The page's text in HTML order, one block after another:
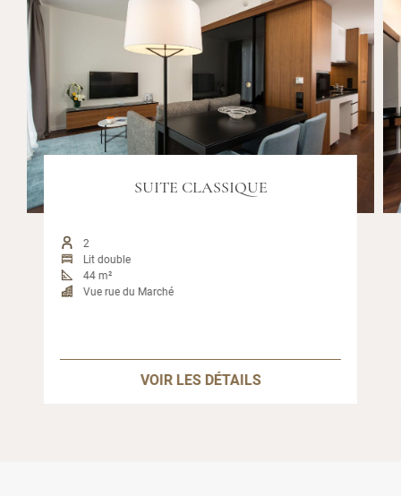
SUITE CLASSIQUE
2
Lit double
44 m²
Vue rue du Marché
VOIR LES DÉTAILS